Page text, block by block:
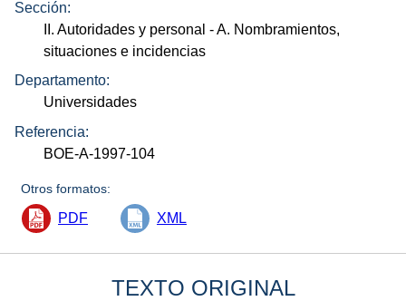
Sección:
II. Autoridades y personal - A. Nombramientos,
situaciones e incidencias
Departamento:
Universidades
Referencia:
BOE-A-1997-104
Otros formatos:
PDF XML
TEXTO ORIGINAL